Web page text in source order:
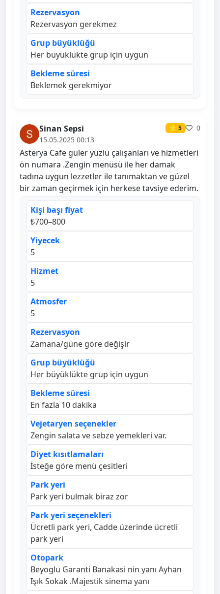
Rezervasyon
Rezervasyon gerekmez
Grup büyüklüğü
Her büyüklükte grup için uygun
Bekleme süresi
Beklemek gerekmiyor
Sinan Sepsi ⭐ 5
0
15.05.2025 00:13
Asterya Cafe güler yüzlü çalışanları ve hizmetleri
ön numara .Zengin menüsü ile her damak
tadına uygun lezzetler ile tanımaktan ve güzel
bir zaman geçirmek için herkese tavsiye ederim.
Kişi başı fiyat
₺700–800
Yiyecek
5
Hizmet
5
Atmosfer
5
Rezervasyon
Zamana/güne göre değişir
Grup büyüklüğü
Her büyüklükte grup için uygun
Bekleme süresi
En fazla 10 dakika
Vejetaryen seçenekler
Zengin salata ve sebze yemekleri var.
Diyet kısıtlamaları
İsteğe göre menü çesitleri
Park yeri
Park yeri bulmak biraz zor
Park yeri seçenekleri
Ücretli park yeri, Cadde üzerinde ücretli
park yeri
Otopark
Beyoglu Garanti Banakasi nin yanı Ayhan
Işık Sokak .Majestik sinema yanı